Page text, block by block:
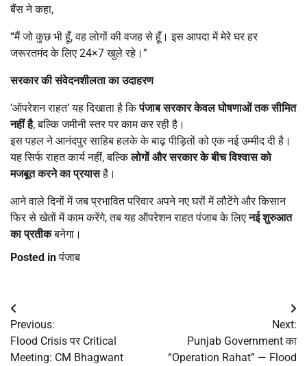
बैंस ने कहा,
“मैं जो कुछ भी हूँ, वह लोगों की वजह से हूँ। इस आपदा में मेरे घर हर
जरूरतमंद के लिए 24×7 खुले रहे।”
सरकार की संवेदनशीलता का उदाहरण
‘ऑपरेशन राहत’ यह दिखाता है किपंजाब सरकार केवल घोषणाओं तक सीमित
नहीं है, बल्कि जमीनी स्तर पर काम कर रही है।
इस पहल ने आनंदपुर साहिब हलके के बाढ़ पीड़ितों को एक नई उम्मीद दी है।
यह सिर्फ राहत कार्य नहीं, बल्किलोगों और सरकार के बीच विश्वास को
मजबूत करने का प्रयासहै।
आने वाले दिनों में जब प्रभावित परिवार अपने नए घरों में लौटेंगे और किसान
फिर से खेतों में काम करेंगे, तब यह ऑपरेशन राहत पंजाब के लिएनई शुरुआत
का प्रतीकबनेगा।
Posted inपंजाब
Post
navigation
Previous:
Flood Crisis पर Critical
Meeting: CM Bhagwant
Next:
Punjab Government का
“Operation Rahat” — Flood